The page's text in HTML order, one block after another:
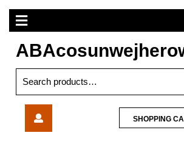
Skip
content
Open
Menu
for:
SHOPPING